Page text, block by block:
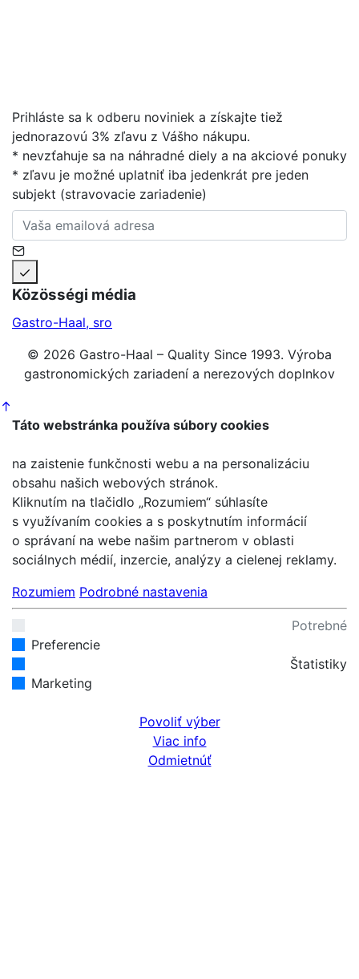
Prihláste sa k odberu noviniek a získajte tiež
jednorazovú 3% zľavu z Vášho nákupu.
* nevzťahuje sa na náhradné diely a na akciové ponuky
* zľavu je možné uplatniť iba jedenkrát pre jeden
subjekt (stravovacie zariadenie)
Közösségi média
Gastro-Haal, sro
© 2026 Gastro-Haal – Quality Since 1993. Výroba
gastronomických zariadení a nerezových doplnkov
Táto webstránka používa súbory cookies
na zaistenie funkčnosti webu a na personalizáciu
obsahu našich webových stránok.
Kliknutím na tlačidlo „Rozumiem“ súhlasíte
s využívaním cookies a s poskytnutím informácií
o správaní na webe našim partnerom v oblasti
sociálnych médií, inzercie, analýzy a cielenej reklamy.
Rozumiem Podrobné nastavenia
Potrebné
Preferencie
Štatistiky
Marketing
Povoliť výber
Viac info
Odmietnúť